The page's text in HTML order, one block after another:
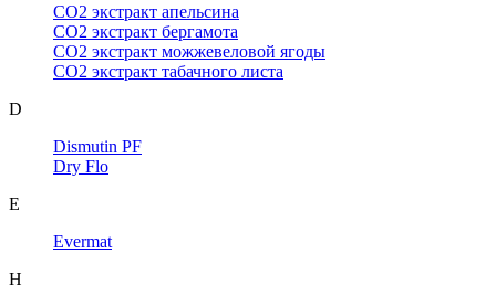
CO2 экстракт апельсина
CO2 экстракт бергамота
CO2 экстракт можжевеловой ягоды
CO2 экстракт табачного листа
D
Dismutin PF
Dry Flo
E
Evermat
H